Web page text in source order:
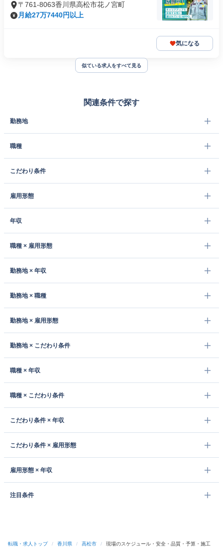
〒761-8063香川県高松市花ノ宮町
月給27万7440円以上
気になる
似ている求人をすべて見る
関連条件で探す
勤務地
職種
こだわり条件
雇用形態
年収
職種 × 雇用形態
勤務地 × 年収
勤務地 × 職種
勤務地 × 雇用形態
勤務地 × こだわり条件
職種 × 年収
職種 × こだわり条件
こだわり条件 × 年収
こだわり条件 × 雇用形態
雇用形態 × 年収
注目条件
転職・求人トップ / 香川県 / 高松市 / 現場のスケジュール・安全・品質・予算・施工